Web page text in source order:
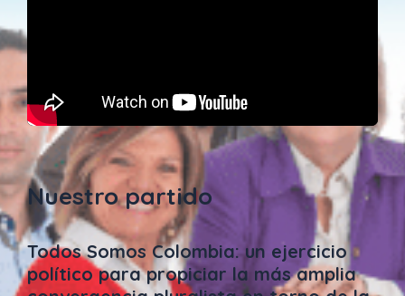
Nuestro partido
Todos Somos Colombia: un ejercicio
político para propiciar la más amplia